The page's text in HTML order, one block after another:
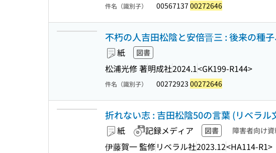
件名（識別子） 00567137 00272646
不朽の人吉田松陰と安倍晋三 : 後来の種
紙 図書
松浦光修 著明成社2024.1<GK199-R144>
件名（識別子） 00272923 00272646
折れない志 : 吉田松陰50の言葉 (リベラル
紙 記録メディア 図書 障害者向け
伊藤賀一 監修リベラル社2023.12<HA114-R1>